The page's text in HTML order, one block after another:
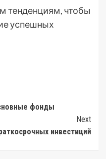
тенденциям, чтобы
успешных
фонды
Next
инвестиций